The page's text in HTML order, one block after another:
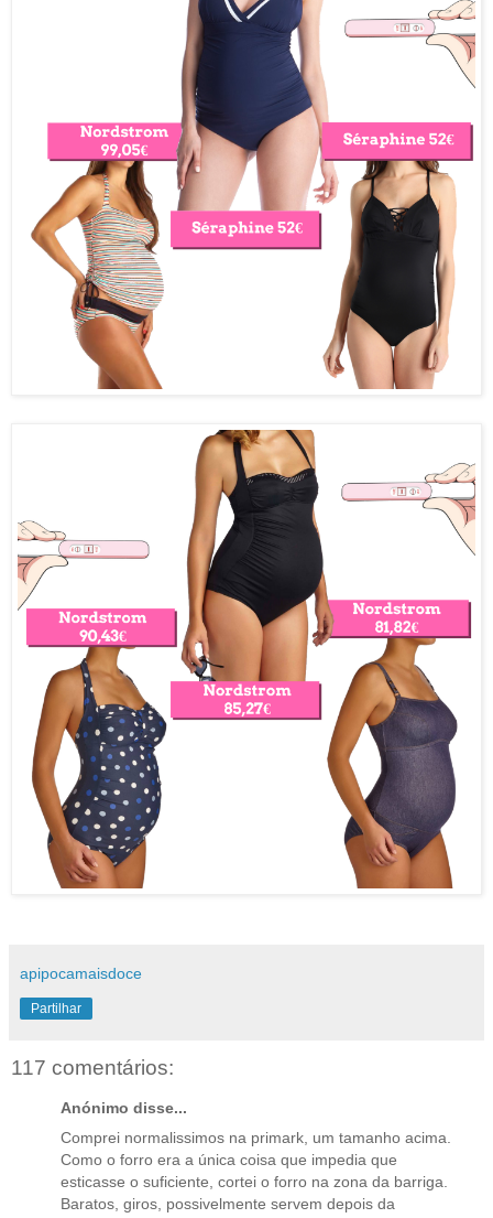
apipocamaisdoce
Partilhar
117 comentários:
Anónimo disse...
Comprei normalissimos na primark, um tamanho acima.
Como o forro era a única coisa que impedia que
esticasse o suficiente, cortei o forro na zona da barriga.
Baratos, giros, possivelmente servem depois da